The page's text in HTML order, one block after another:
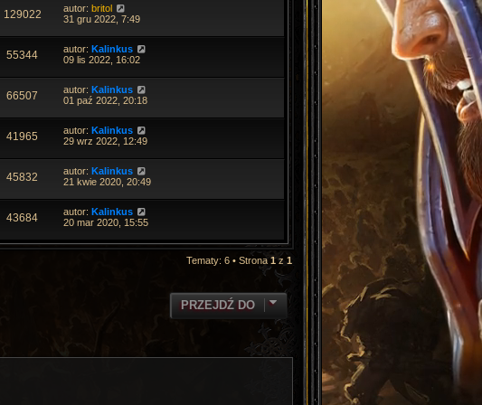
129022 autor: britol
31 gru 2022, 7:49
55344 autor: Kalinkus
09 lis 2022, 16:02
66507 autor: Kalinkus
01 paź 2022, 20:18
41965 autor: Kalinkus
29 wrz 2022, 12:49
45832 autor: Kalinkus
21 kwie 2020, 20:49
43684 autor: Kalinkus
20 mar 2020, 15:55
Tematy: 6 • Strona 1z 1
PRZEJDŹ DO